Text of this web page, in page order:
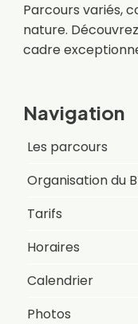
Parcours variés,
nature.
cadre
Navigation
Les parcours
Organisation du
Tarifs
Horaires
Calendrier
Photos